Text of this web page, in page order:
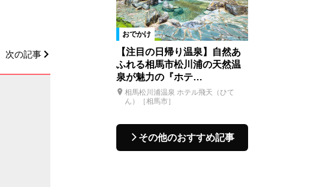
次の記事
おでかけ
【注目の日帰り温泉】自然あ
ふれる相馬市松川浦の天然温
泉が魅力の『ホテ…
相馬松川浦温泉 ホテル飛天（ひて
ん）［相馬市］
その他のおすすめ記事